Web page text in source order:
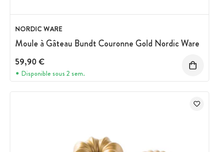
NORDIC WARE
Moule à Gâteau Bundt Couronne Gold Nordic Ware
59,90 €
Disponible sous 2 sem.